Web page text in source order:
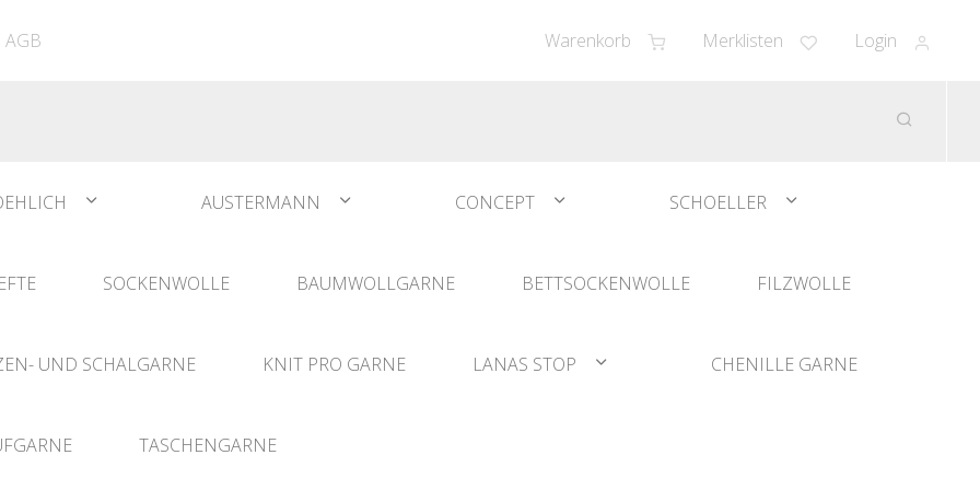
Warenkorb Merklisten Login
AGB
AUSTERMANN CONCEPT SCHOELLER
SOCKENWOLLE BAUMWOLLGARNE BETTSOCKENWOLLE FILZWOLLE
UND SCHALGARNE KNIT PRO GARNE LANAS STOP CHENILLE GARNE
TASCHENGARNE